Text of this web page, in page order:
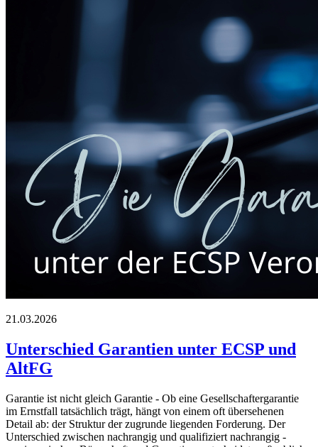
21.03.2026
Unterschied Garantien unter ECSP und
AltFG
Garantie ist nicht gleich Garantie - Ob eine Gesellschaftergarantie
im Ernstfall tatsächlich trägt, hängt von einem oft übersehenen
Detail ab: der Struktur der zugrunde liegenden Forderung. Der
Unterschied zwischen nachrangig und qualifiziert nachrangig -